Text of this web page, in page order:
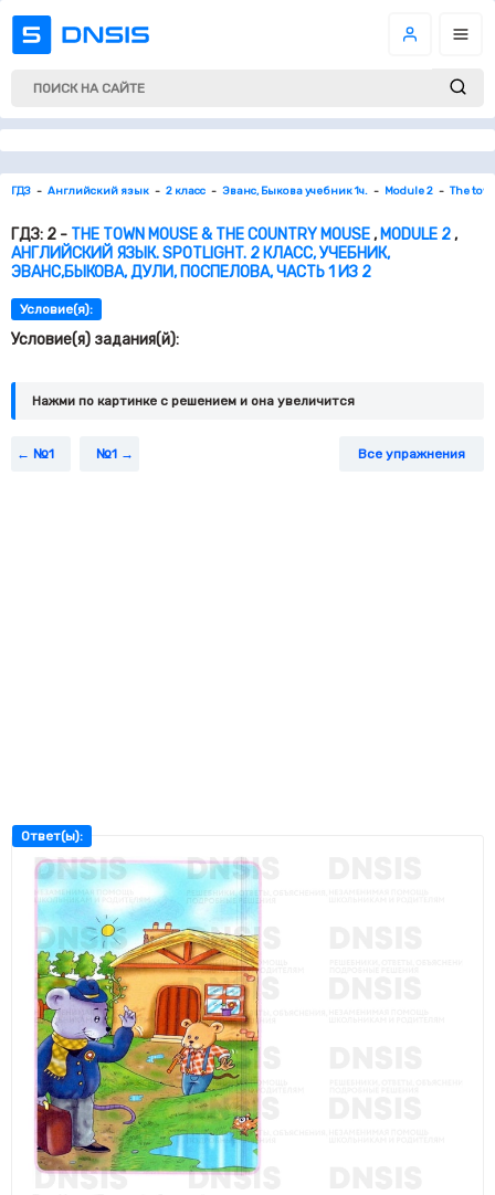
ГДЗ Английский язык 2 класс Эванс, Быкова учебник 1ч. Module 2 The
ГДЗ: 2 - THE TOWN MOUSE & THE COUNTRY MOUSE, MODULE 2,
АНГЛИЙСКИЙ ЯЗЫК. SPOTLIGHT. 2 КЛАСС, УЧЕБНИК,
ЭВАНС,БЫКОВА, ДУЛИ, ПОСПЕЛОВА, ЧАСТЬ 1 ИЗ 2
Условие(я):
Условие(я) задания(й):
Нажми по картинке c решением и она увеличится
№1 №1 Все упражнения
Ответ(ы):